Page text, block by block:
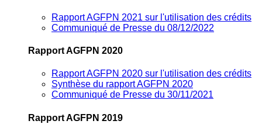
Rapport AGFPN 2021 sur l'utilisation des crédits
Communiqué de Presse du 08/12/2022
Rapport AGFPN 2020
Rapport AGFPN 2020 sur l'utilisation des crédits
Synthèse du rapport AGFPN 2020
Communiqué de Presse du 30/11/2021
Rapport AGFPN 2019